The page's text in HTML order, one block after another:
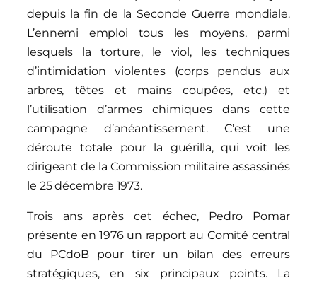
depuis la fin de la Seconde Guerre mondiale.
L’ennemi emploi tous les moyens, parmi
lesquels la torture, le viol, les techniques
d’intimidation violentes (corps pendus aux
arbres, têtes et mains coupées, etc.) et
l’utilisation d’armes chimiques dans cette
campagne d’anéantissement. C’est une
déroute totale pour la guérilla, qui voit les
dirigeant de la Commission militaire assassinés
le 25 décembre 1973.
Trois ans après cet échec, Pedro Pomar
présente en 1976 un rapport au Comité central
du PCdoB pour tirer un bilan des erreurs
stratégiques, en six principaux points. La